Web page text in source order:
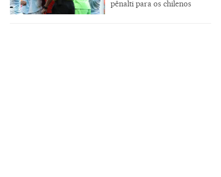
pênalti para os chilenos